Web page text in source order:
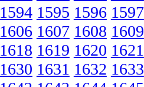
1594 1595 1596 1597
1606 1607 1608 1609
1618 1619 1620 1621
1630 1631 1632 1633